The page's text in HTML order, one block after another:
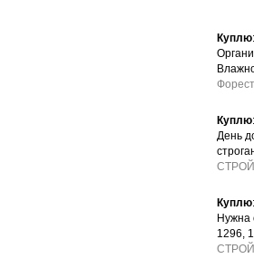
Куплю:
Куплю:
День
Куплю:
Нужна
1296,